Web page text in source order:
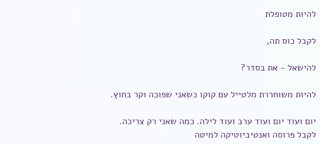
להיות מטופלת
לקבל כוס תה,
להישאל - את בסדר?
להיות משוחררת מלטייל עם קוקו כשאני שפוכה וקר בחוץ.
יום ועוד יום ועוד ערב ועוד לילה. כמה שאני רק צריכה.
לקבל פרוסה ואנטיביוטיקה למיטה